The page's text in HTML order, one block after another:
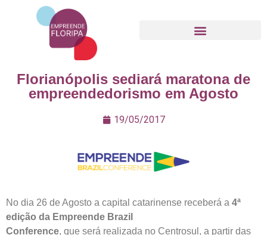
Florianópolis sediará maratona de
empreendedorismo em Agosto
19/05/2017
No dia 26 de Agosto a capital catarinense receberá a 4ª
edição da Empreende Brazil
Conference, que será realizada no Centrosul, a partir das